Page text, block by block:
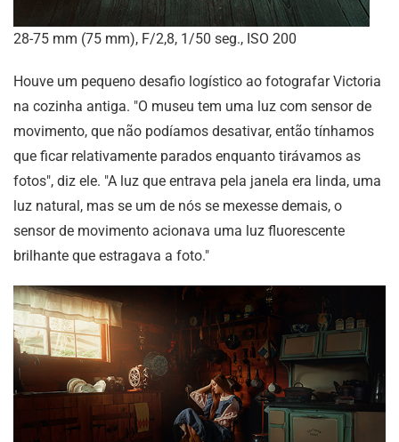
28-75 mm (75 mm), F/2,8, 1/50 seg., ISO 200
Houve um pequeno desafio logístico ao fotografar Victoria
na cozinha antiga. "O museu tem uma luz com sensor de
movimento, que não podíamos desativar, então tínhamos
que ficar relativamente parados enquanto tirávamos as
fotos", diz ele. "A luz que entrava pela janela era linda, uma
luz natural, mas se um de nós se mexesse demais, o
sensor de movimento acionava uma luz fluorescente
brilhante que estragava a foto."